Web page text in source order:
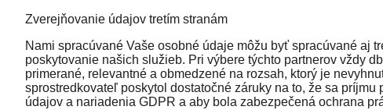
Zverejňovanie údajov tretím stranám
Nami spracúvané Vaše osobné údaje môžu byť spracúvané aj
poskytovanie našich služieb. Pri výbere týchto partnerov vždy
primerané, relevantné a obmedzené na rozsah, ktorý je
sprostredkovateľ poskytol dostatočné záruky na to, že sa
údajov a nariadenia GDPR a aby bola zabezpečená ochrana